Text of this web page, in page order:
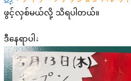
ဖွင့်လှစ်မယ်လို့ သိရပါတယ်။
ဒီနေရာပါ↓